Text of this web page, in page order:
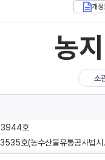
개정
농
소
호
타법개정